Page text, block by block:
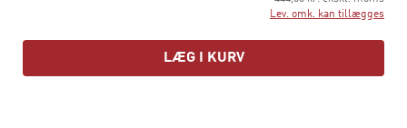
Lev. omk. kan tillægges
LÆG I KURV